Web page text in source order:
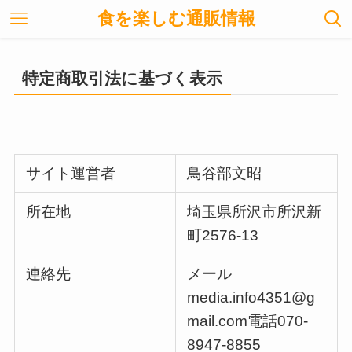
食を楽しむ通販情報
特定商取引法に基づく表示
サイト運営者 鳥谷部文昭
所在地
埼玉県所沢市所沢新
町2576-13
連絡先
メール
media.info4351@g
mail.com電話070-
8947-8855